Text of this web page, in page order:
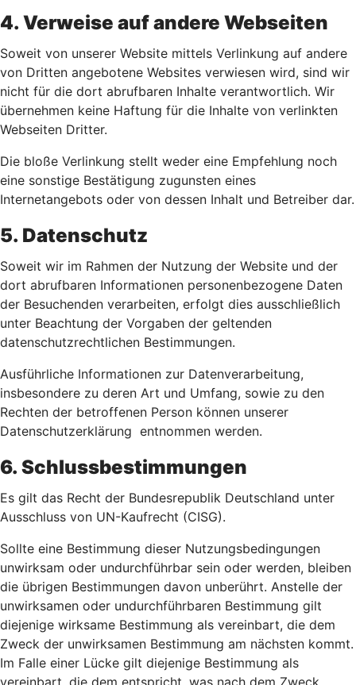
4. Verweise auf andere Webseiten
Soweit von unserer Website mittels Verlinkung auf andere
von Dritten angebotene Websites verwiesen wird, sind wir
nicht für die dort abrufbaren Inhalte verantwortlich. Wir
übernehmen keine Haftung für die Inhalte von verlinkten
Webseiten Dritter.
Die bloße Verlinkung stellt weder eine Empfehlung noch
eine sonstige Bestätigung zugunsten eines
Internetangebots oder von dessen Inhalt und Betreiber dar.
5. Datenschutz
Soweit wir im Rahmen der Nutzung der Website und der
dort abrufbaren Informationen personenbezogene Daten
der Besuchenden verarbeiten, erfolgt dies ausschließlich
unter Beachtung der Vorgaben der geltenden
datenschutzrechtlichen Bestimmungen.
Ausführliche Informationen zur Datenverarbeitung,
insbesondere zu deren Art und Umfang, sowie zu den
Rechten der betroffenen Person können unserer
Datenschutzerklärung entnommen werden.
6. Schlussbestimmungen
Es gilt das Recht der Bundesrepublik Deutschland unter
Ausschluss von UN-Kaufrecht (CISG).
Sollte eine Bestimmung dieser Nutzungsbedingungen
unwirksam oder undurchführbar sein oder werden, bleiben
die übrigen Bestimmungen davon unberührt. Anstelle der
unwirksamen oder undurchführbaren Bestimmung gilt
diejenige wirksame Bestimmung als vereinbart, die dem
Zweck der unwirksamen Bestimmung am nächsten kommt.
Im Falle einer Lücke gilt diejenige Bestimmung als
vereinbart, die dem entspricht, was nach dem Zweck